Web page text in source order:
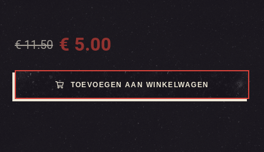
€11.50
Oorspronkelijke
prijs
was:
€ 11.50.
€ 5.00
Huidige
prijs
is:
€ 5.00.
TOEVOEGEN AAN WINKELWAGEN